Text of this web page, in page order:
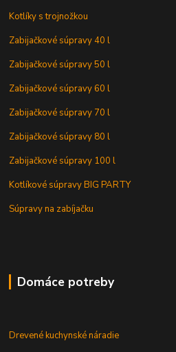
Kotlíky s trojnožkou
Zabijačkové súpravy 40 l
Zabijačkové súpravy 50 l
Zabijačkové súpravy 60 l
Zabijačkové súpravy 70 l
Zabijačkové súpravy 80 l
Zabijačkové súpravy 100 l
Kotlíkové súpravy BIG PARTY
Súpravy na zabíjačku
Domáce potreby
Drevené kuchynské náradie